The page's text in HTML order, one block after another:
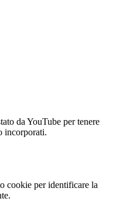
da YouTube per tenere
incorporati.
cookie per identificare la